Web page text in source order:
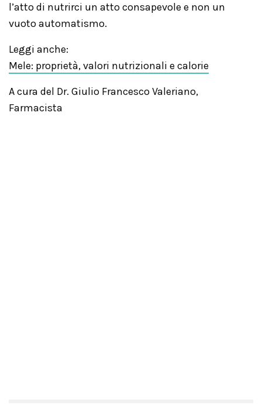
l’atto di nutrirci un atto consapevole e non un
vuoto automatismo.
Leggi anche:
Mele: proprietà, valori nutrizionali e calorie
A cura del Dr. Giulio Francesco Valeriano,
Farmacista